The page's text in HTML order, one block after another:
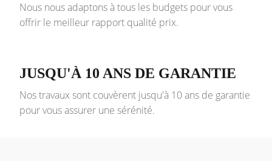
Nous nous adaptons à tous les budgets pour vous
offrir le meilleur rapport qualité prix.
JUSQU'À 10 ANS DE GARANTIE
Nos travaux sont couvèrent jusqu'à 10 ans de garantie
pour vous assurer une sérénité.